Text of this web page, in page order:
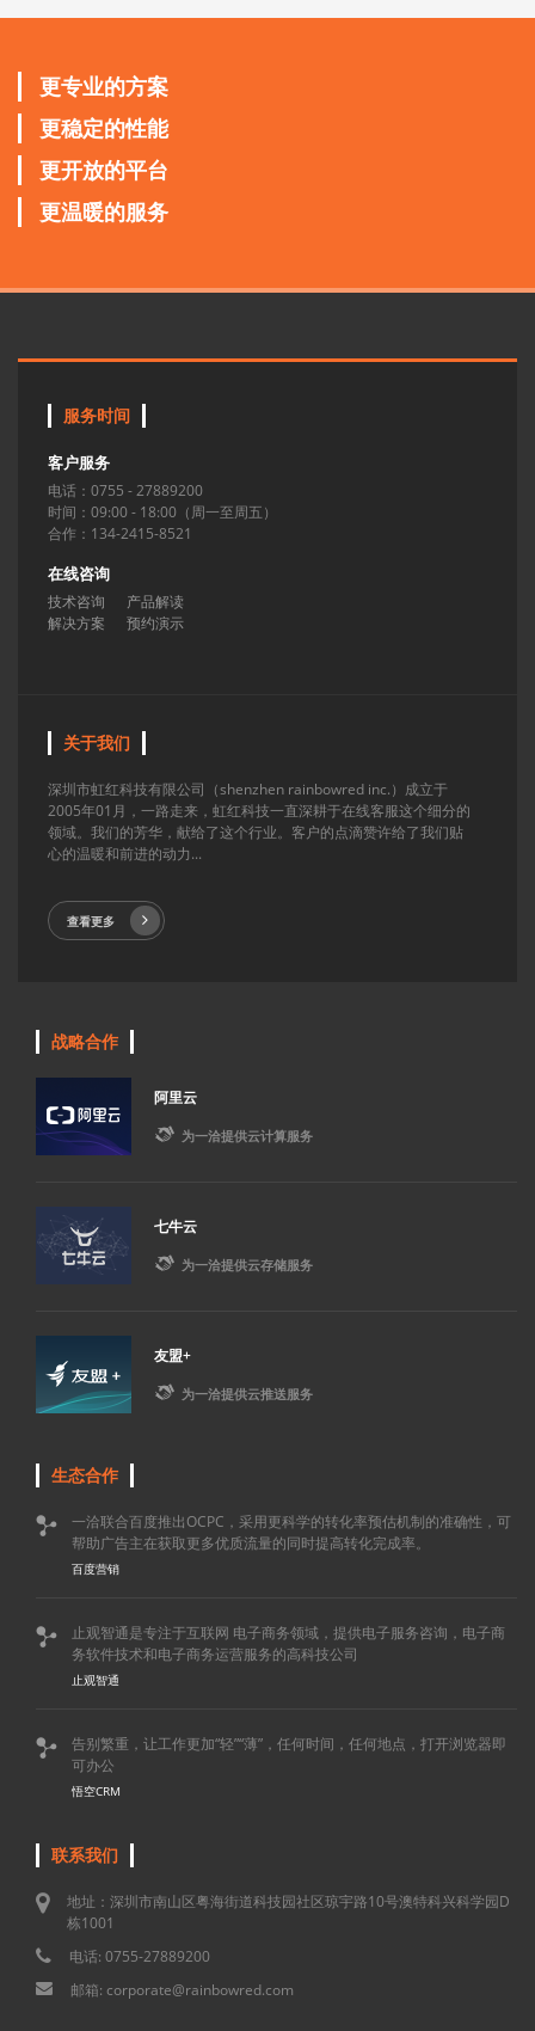
更专业的方案
更稳定的性能
更开放的平台
更温暖的服务
服务时间
客户服务
电话：0755 - 27889200
时间：09:00 - 18:00（周一至周五）
合作：134-2415-8521
在线咨询
技术咨询
产品解读
解决方案
预约演示
关于我们
深圳市虹红科技有限公司（shenzhen rainbowred inc.）成立于
2005年01月，一路走来，虹红科技一直深耕于在线客服这个细分的
领域。我们的芳华，献给了这个行业。客户的点滴赞许给了我们贴
心的温暖和前进的动力...
查看更多
战略合作
阿里云
 为一洽提供云计算服务
七牛云
 为一洽提供云存储服务
友盟+
 为一洽提供云推送服务
生态合作

一洽联合百度推出OCPC，采用更科学的转化率预估机制的准确性，可
帮助广告主在获取更多优质流量的同时提高转化完成率。
百度营销

止观智通是专注于互联网 电子商务领域，提供电子服务咨询，电子商
务软件技术和电子商务运营服务的高科技公司
止观智通

告别繁重，让工作更加“轻”“薄”，任何时间，任何地点，打开浏览器即
可办公
悟空CRM
联系我们
地址：深圳市南山区粤海街道科技园社区琼宇路10号澳特科兴科学园D
栋1001
电话: 0755-27889200
邮箱: corporate@rainbowred.com